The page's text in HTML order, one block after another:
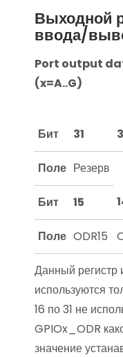
Выходной
ввода/
Port output
(x=A..G)
Бит 31
Поле Резерв
Бит 15
Поле ODR15
Данный регистр
используются
16 по 31 не
GPIOx_ODR
значение